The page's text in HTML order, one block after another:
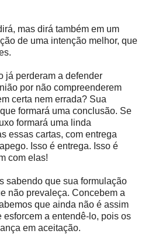
mas dirá também em um
de uma intenção melhor, que
já perderam a defender
por não compreenderem
certa nem errada? Sua
formará uma conclusão. Se
formará uma linda
essas cartas, com entrega
Isso é entrega. Isso é
com elas!
sabendo que sua formulação
não prevaleça. Concebem a
que ainda não é assim
esforcem a entendê-lo, pois os
em aceitação.